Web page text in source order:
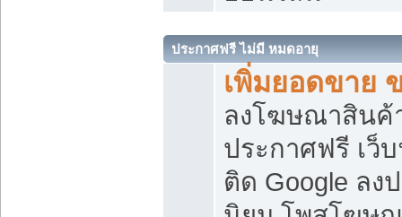
ประกาศฟรี ไม่มี หมดอายุ
เพิ่มยอดขาย
ลงโฆษณาสิน
ประกาศฟรี เว็
ติด Google ลง